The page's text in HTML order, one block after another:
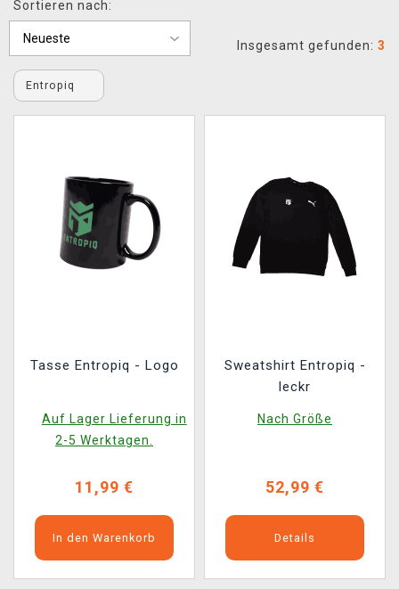
XZONE CLUB
Sortieren nach:
Insgesamt gefunden: 3
Entropiq
Tasse Entropiq - Logo
Auf Lager Lieferung in
2-5 Werktagen.
11,99 €
In den Warenkorb
Sweatshirt Entropiq -
leckr
Nach Größe
52,99 €
Details